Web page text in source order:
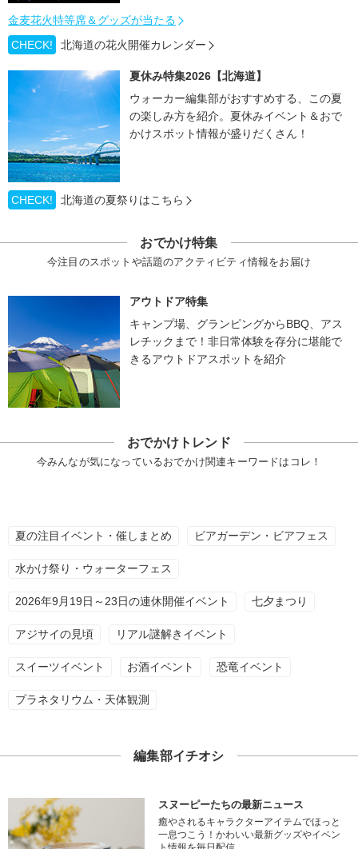
金麦花火特等席＆グッズが当たる
CHECK!
北海道の花火開催カレンダー
夏休み特集2026【北海道】
ウォーカー編集部がおすすめする、この夏
の楽しみ方を紹介。夏休みイベント＆おで
かけスポット情報が盛りだくさん！
CHECK! 北海道の夏祭りはこちら
おでかけ特集
今注目のスポットや話題のアクティビティ情報をお届け
アウトドア特集
キャンプ場、グランピングからBBQ、アス
レチックまで！非日常体験を存分に堪能で
きるアウトドアスポットを紹介
おでかけトレンド
今みんなが気になっているおでかけ関連キーワードはコレ！
夏の注目イベント・催しまとめ ビアガーデン・ビアフェス
水かけ祭り・ウォーターフェス
2026年9月19日～23日の連休開催イベント 七夕まつり
アジサイの見頃 リアル謎解きイベント
スイーツイベント お酒イベント 恐竜イベント
プラネタリウム・天体観測
編集部イチオシ
スヌーピーたちの最新ニュース
癒やされるキャラクターアイテムでほっと
一息つこう！かわいい最新グッズやイベン